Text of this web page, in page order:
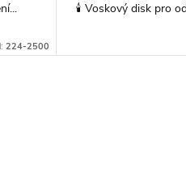
224-2500
🕯️ Voskový disk pro